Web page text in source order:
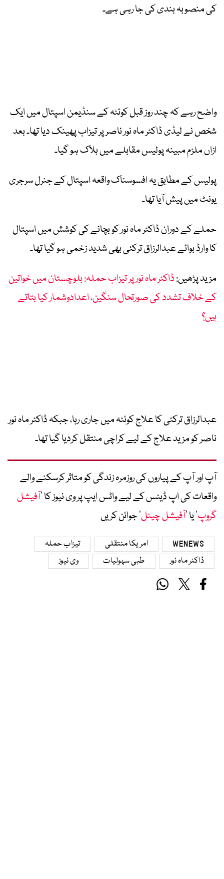
کی منصوبہ بندی کی جا رہی ہے۔
واضح رہے کہ چند روز قبل کوئٹہ کے سنڈیمن اسپتال میں ایک
شخص نے لیڈی ڈاکٹر ماہ نور ناصر پر تیزاب پھینک دیا تھا۔ بعد
ازاں ملزم مبینہ پولیس مقابلے میں ہلاک ہو گیا۔
پولیس کے مطابق یہ افسوسناک واقعہ اسپتال کے جنرل سرجری
یونٹ میں پیش آیا تھا۔
حملے کے دوران ڈاکٹر ماہ نور کو بچانے کی کوشش میں اسپتال
کا وارڈ بوائے عبدالرزاق ترکئی بھی شدید زخمی ہو گیا تھا۔
مزید پڑھیں:ڈاکٹر ماہ نور پر تیزاب حملہ: بلوچستان میں خواتین
کے خلاف تشدد کی صورتحال سنگین، اعدادوشمار کیا بتاتے
ہیں؟
عبدالرزاق ترکئی کا علاج کوئٹہ میں جاری رہا، جبکہ ڈاکٹر ماہ نور
ناصر کو مزید علاج کے لیے کراچی منتقل کردیا گیا تھا۔
آپ اور آپ کے پیاروں کی روزمرہ زندگی کو متاثر کرسکنے والے
واقعات کی اپ ڈیٹس کے لیے واٹس ایپ پر وی نیوز کا ’آفیشل
گروپ‘ یا ’آفیشل چینل‘ جوائن کریں
WENEWS امریکا منتقلی
تیزاب حملہ
ڈاکٹر ماہ نور
طبی سہولیات وی نیوز